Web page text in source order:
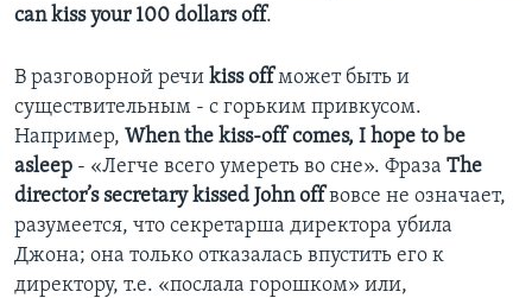
can kiss your 100 dollars off.
В разговорной речи kiss offможет быть и
существительным - с горьким привкусом.
Например, When the kiss-off comes, I hope to be
asleep - «Легче всего умереть во сне». Фраза The
director’s secretary kissed John offвовсе не означает,
разумеется, что секретарша директора убила
Джона; она только отказалась впустить его к
директору, т.е. «послала горошком» или,